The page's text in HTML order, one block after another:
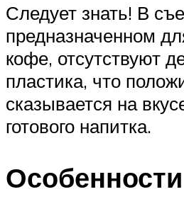
Следует знать! В
предназначенном
кофе, отсутствуют
пластика, что
сказывается на
готового напитка.